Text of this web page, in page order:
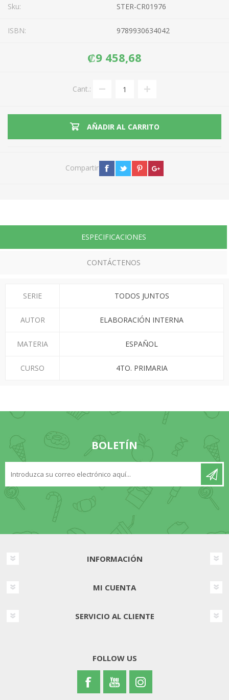
Sku: STER-CR01976
ISBN: 9789930634042
₡9 458,68
Cant.:
AÑADIR AL CARRITO
Compartir
ESPECIFICACIONES
CONTÁCTENOS
SERIE TODOS JUNTOS
AUTOR ELABORACIÓN INTERNA
MATERIA ESPAÑOL
CURSO 4TO. PRIMARIA
BOLETÍN
INFORMACIÓN
MI CUENTA
SERVICIO AL CLIENTE
FOLLOW US